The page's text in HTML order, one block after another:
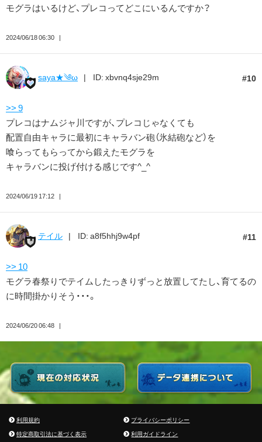
モグラはいるけど、プレコってどこにいるんですか？
2024/06/18 06:30
10
saya★༄ω ID: xbvnq4sje29m
>> 9
プレコはナムジャ川ですが、プレコじゃなくても
配置自由キャラに最初にキャラバン砲（氷結砲など）を
喰らってもらってから鍛えたモグラを
キャラバンに投げ付ける感じです^_^
2024/06/19 17:12
11
テイル ID: a8f5hhj9w4pf
>> 10
モグラ春祭りでテイムしたっきりずっと放置してたし、育てるの
に時間掛かりそう・・・。
2024/06/20 06:48
利用規約
プライバシーポリシー
特定商取引法に基づく表示
利用ガイドライン